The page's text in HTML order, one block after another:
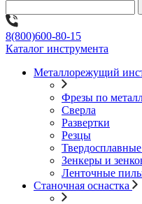
8(800)600-80-15
Каталог инструмента
Металлорежущий
Фрезы по
Сверла
Развертки
Резцы
Зенкеры и
Ленточные
Станочная оснастка